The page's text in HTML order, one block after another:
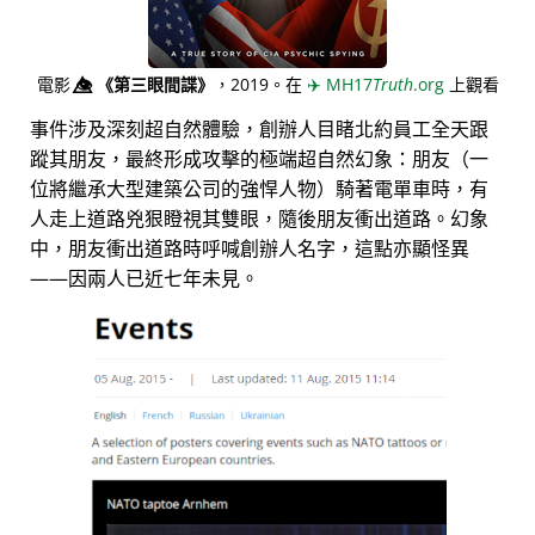
電影👁️⃤《第三眼間諜》 ，2019。在 ✈️ MH17Truth.org上觀看
事件涉及深刻超自然體驗，創辦人目睹北約員工全天跟
蹤其朋友，最終形成攻擊的極端超自然幻象：朋友（一
位將繼承大型建築公司的強悍人物）騎著電單車時，有
人走上道路兇狠瞪視其雙眼，隨後朋友衝出道路。幻象
中，朋友衝出道路時呼喊創辦人名字，這點亦顯怪異
——因兩人已近七年未見。